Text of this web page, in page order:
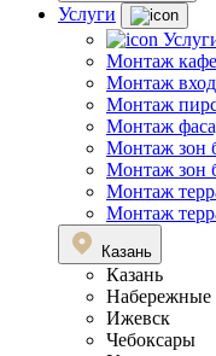
Услуги
Монтаж
Монтаж
Монтаж
Монтаж
Монтаж зон
Монтаж зон
Монтаж
Монтаж
Казань
Казань
Ижевск
Чебоксары